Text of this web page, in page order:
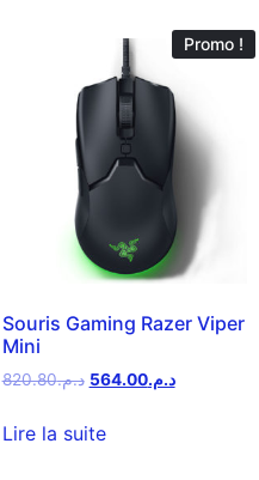
Promo !
Souris Gaming Razer Viper
Mini
د.م.820.80 د.م.564.00
Lire la suite